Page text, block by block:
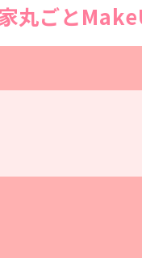
丸ごと